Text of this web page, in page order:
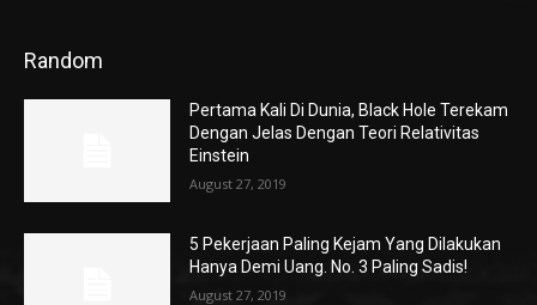
Random
Pertama Kali Di Dunia, Black Hole Terekam
Dengan Jelas Dengan Teori Relativitas
Einstein
August 27, 2019
5 Pekerjaan Paling Kejam Yang Dilakukan
Hanya Demi Uang. No. 3 Paling Sadis!
August 27, 2019